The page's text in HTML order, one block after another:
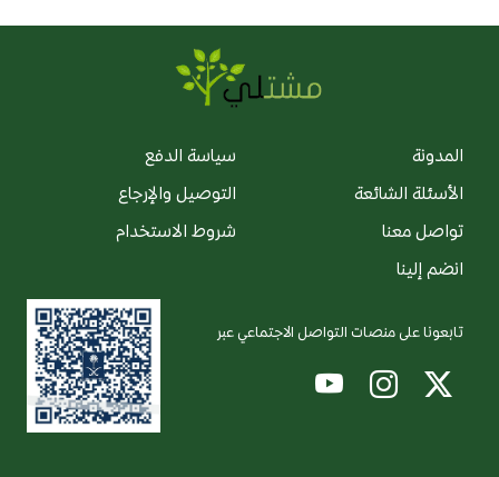
المدونة
الأسئلة الشائعة
تواصل معنا
انضم إلينا
سياسة الدفع
التوصيل والإرجاع
شروط الاستخدام
تابعونا على منصات التواصل الاجتماعي عبر